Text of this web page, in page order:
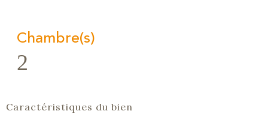
Chambre(s)
2
Caractéristiques du bien